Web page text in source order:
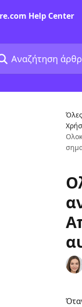
Help Center
άρθρων...